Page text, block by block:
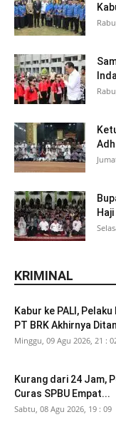
KRIMINAL
Kabur ke PALI,
PT BRK Akhirnya
Minggu, 09 Agu 2026, 21 :
Kurang dari 24 Jam,
Curas SPBU Empat...
Sabtu, 08 Agu 2026, 19 : 09